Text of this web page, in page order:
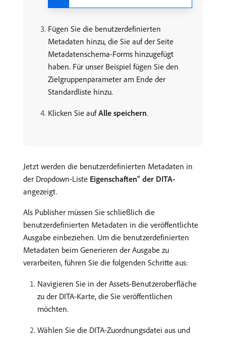
Fügen Sie die benutzerdefinierten
Metadaten hinzu, die Sie auf der Seite
Metadatenschema-Forms hinzugefügt
haben. Für unser Beispiel fügen Sie den
Zielgruppenparameter am Ende der
Standardliste hinzu.
Klicken Sie aufAlle speichern.
Jetzt werden die benutzerdefinierten Metadaten in
der Dropdown-Liste Eigenschaften“ der DITA-
angezeigt.
Als Publisher müssen Sie schließlich die
benutzerdefinierten Metadaten in die veröffentlichte
Ausgabe einbeziehen. Um die benutzerdefinierten
Metadaten beim Generieren der Ausgabe zu
verarbeiten, führen Sie die folgenden Schritte aus:
Navigieren Sie in der Assets-Benutzeroberfläche
zu der DITA-Karte, die Sie veröffentlichen
möchten.
Wählen Sie die DITA-Zuordnungsdatei aus und